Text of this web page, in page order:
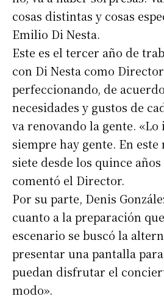
cosas distintas y cosas
Emilio Di Nesta.
Este es el tercer año de
con Di Nesta como
perfeccionando, de
necesidades y gustos de
va renovando la gente.
siempre hay gente. En
siete desde los quince
comentó el Director.
Por su parte, Denis
cuanto a la preparación
escenario se buscó la
presentar una pantalla
puedan disfrutar el
modo».